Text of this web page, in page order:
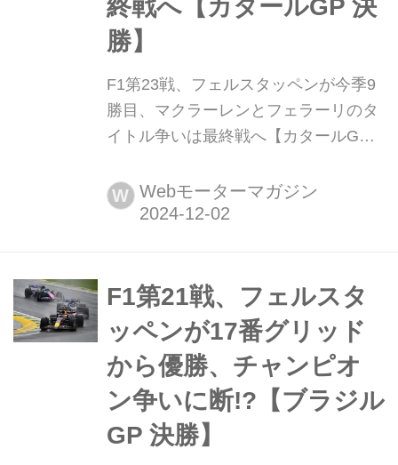
終戦へ【カタールGP 決
勝】
F1第23戦、フェルスタッペンが今季9
勝目、マクラーレンとフェラーリのタ
イトル争いは最終戦へ【カタールGP
世界選手権第23戦カタールGP決勝が
首都ドーハ郊外のロサイル・インター
ペンが優勝、2位にはフェラーリのシ
ャルル・ルクレール、3位にはマクラ
ーレンのオスカー・ピアストリが入
っ...
W Webモーターマガジン
F1第21戦、フェルスタ
ッペンが17番グリッド
から優勝、チャンピオ
ン争いに断!?【ブラジル
GP 決勝】